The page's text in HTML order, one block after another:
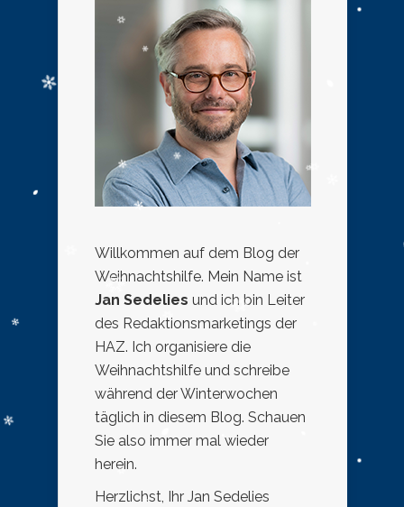
Willkommen auf dem Blog der
Weihnachtshilfe. Mein Name ist
Jan Sedelies und ich bin Leiter
des Redaktionsmarketings der
HAZ. Ich organisiere die
Weihnachtshilfe und schreibe
während der Winterwochen
täglich in diesem Blog. Schauen
Sie also immer mal wieder
herein.
Herzlichst, Ihr Jan Sedelies